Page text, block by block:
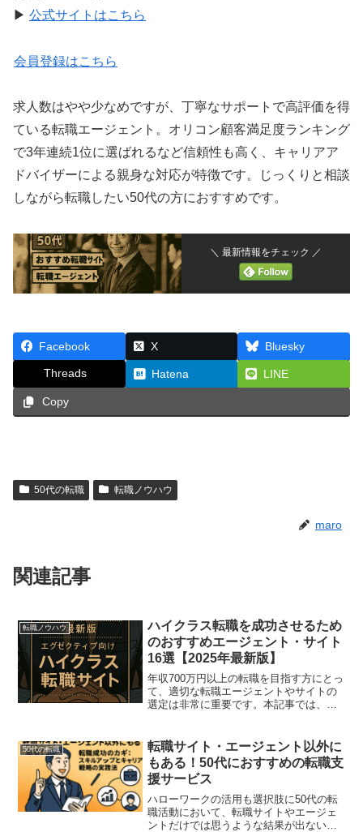
▶ 公式サイトはこちら
会員登録はこちら
求人数はやや少なめですが、丁寧なサポートで高評価を得
ている転職エージェント。オリコン顧客満足度ランキング
で3年連続1位に選ばれるなど信頼性も高く、キャリアア
ドバイザーによる親身な対応が特徴です。じっくりと相談
しながら転職したい50代の方におすすめです。
＼ 最新情報をチェック ／
Facebook X Bluesky
Threads Hatena LINE
Copy
50代の転職 転職ノウハウ
maro
関連記事
転職ノウハウ
ハイクラス転職を成功させるため
のおすすめエージェント・サイト
16選【2025年最新版】
年収700万円以上の転職を目指す方にとっ
て、適切な転職エージェントやサイトの
選定は非常に重要です。本記事では、ハ
紹介します。転職を成功に導くためのポ
イントや、実際の成功...
50代の転職
転職サイト・エージェント以外に
もある！50代におすすめの転職支
援サービス
ハローワークの活用も選択肢に50代の転
職活動において、転職サイトやエージェ
ントだけでは思うような結果が出ないと